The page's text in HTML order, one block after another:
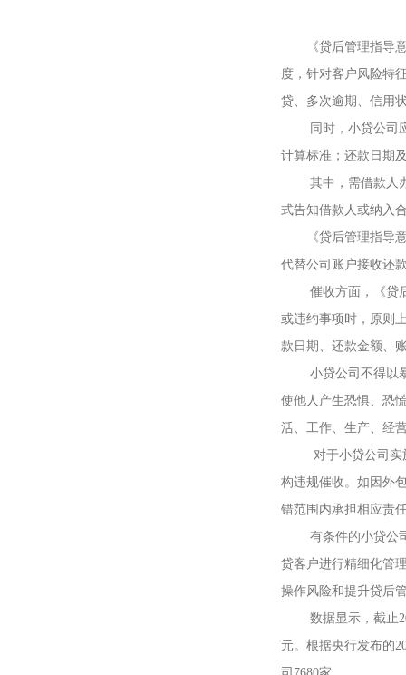
《贷后管理指导意
度，针对客户风险特
贷、多次逾期、信用
同时，小贷公司应
计算标准；还款日期
其中，需借款人办
式告知借款人或纳入
《贷后管理指导意
代替公司账户接收还
催收方面，《贷后
或违约事项时，原则
款日期、还款金额、
小贷公司不得以暴
使他人产生恐惧、恐
活、工作、生产、经
对于小贷公司实施
构违规催收。如因外
错范围内承担相应责
有条件的小贷公司
贷客户进行精细化管
操作风险和提升贷后
数据显示，截止
元。根据央行发布的